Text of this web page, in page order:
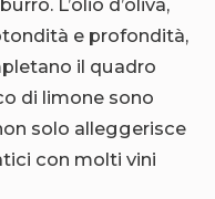
L’olio d’oliva,
e profondità,
il quadro
di limone sono
solo alleggerisce
con molti vini